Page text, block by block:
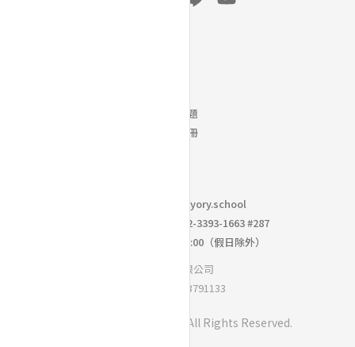
常見問題
下載手冊
info@yory.school
校園採購洽詢專線： 02-3393-1663 #287
週一到週五 10:00 ~ 18:00（假日除外）
思學優有限公司
統一編號：93791133
All Rights Reserved.